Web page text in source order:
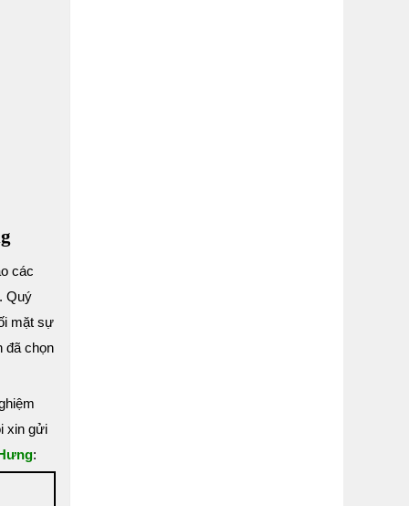
các
Quý
mặt sự
đã chọn
xin gửi
: